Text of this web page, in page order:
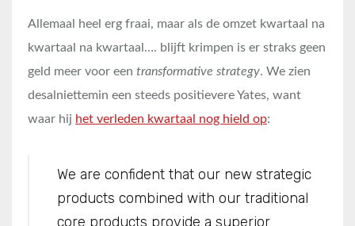
Allemaal heel erg fraai, maar als de omzet kwartaal na
kwartaal na kwartaal…. blijft krimpen is er straks geen
geld meer voor een transformative strategy. We zien
desalniettemin een steeds positievere Yates, want
waar hij het verleden kwartaal nog hield op:
We are confident that our new strategic
products combined with our traditional
core products provide a superior